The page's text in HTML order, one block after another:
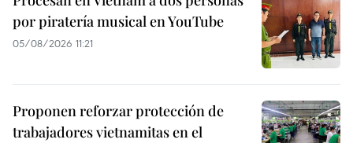
por piratería musical en YouTube
05/08/2026 11:21
Proponen reforzar protección de
trabajadores vietnamitas en el